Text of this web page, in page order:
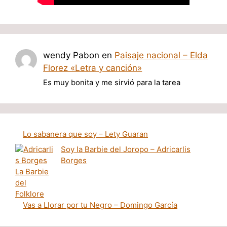
wendy Pabon en Paisaje nacional – Elda
Florez «Letra y canción»
Es muy bonita y me sirvió para la tarea
Lo sabanera que soy – Lety Guaran
Soy la Barbie del Joropo – Adricarlis
Borges
Vas a Llorar por tu Negro – Domingo García